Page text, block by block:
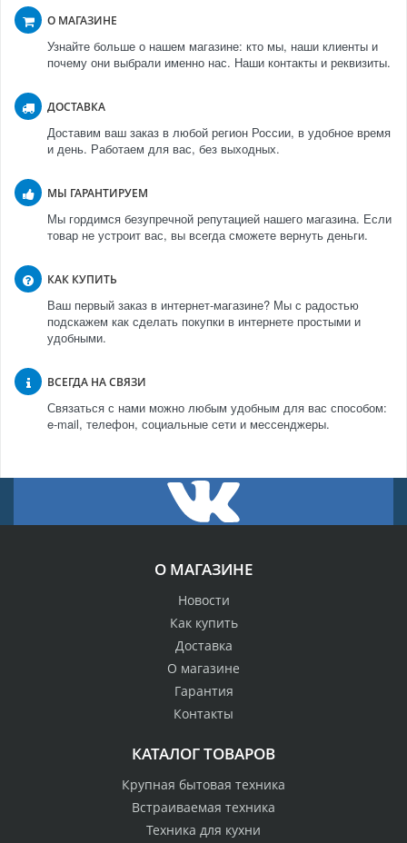
О МАГАЗИНЕ
Узнайте больше о нашем магазине: кто мы, наши клиенты и
почему они выбрали именно нас. Наши контакты и реквизиты.
ДОСТАВКА
Доставим ваш заказ в любой регион России, в удобное время
и день. Работаем для вас, без выходных.
МЫ ГАРАНТИРУЕМ
Мы гордимся безупречной репутацией нашего магазина. Если
товар не устроит вас, вы всегда сможете вернуть деньги.
КАК КУПИТЬ
Ваш первый заказ в интернет-магазине? Мы с радостью
подскажем как сделать покупки в интернете простыми и
удобными.
ВСЕГДА НА СВЯЗИ
Связаться с нами можно любым удобным для вас способом:
e-mail, телефон, социальные сети и мессенджеры.
О МАГАЗИНЕ
Новости
Как купить
Доставка
О магазине
Гарантия
Контакты
КАТАЛОГ ТОВАРОВ
Крупная бытовая техника
Встраиваемая техника
Техника для кухни